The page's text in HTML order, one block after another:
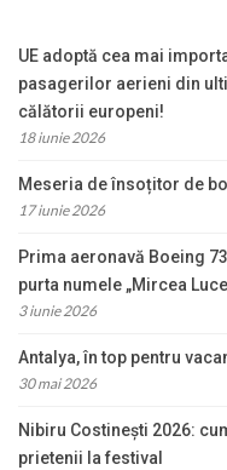
UE adoptă cea mai
pasagerilor aerieni din
călătorii europeni!
18 iunie 2026
Meseria de însoțitor de
17 iunie 2026
Prima aeronavă Boeing
purta numele „Mircea
3 iunie 2026
Antalya, în top pentru
30 mai 2026
Nibiru Costinești 2026:
prietenii la festival